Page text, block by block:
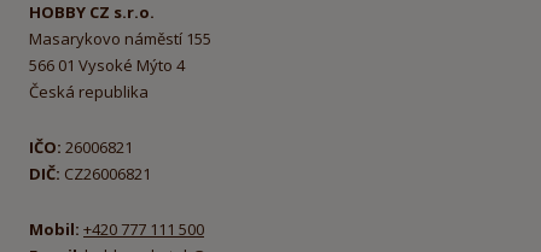
HOBBY CZ s.r.o.
Masarykovo náměstí 155
566 01 Vysoké Mýto 4
Česká republika
IČO: 26006821
DIČ: CZ26006821
Mobil: +420 777 111 500